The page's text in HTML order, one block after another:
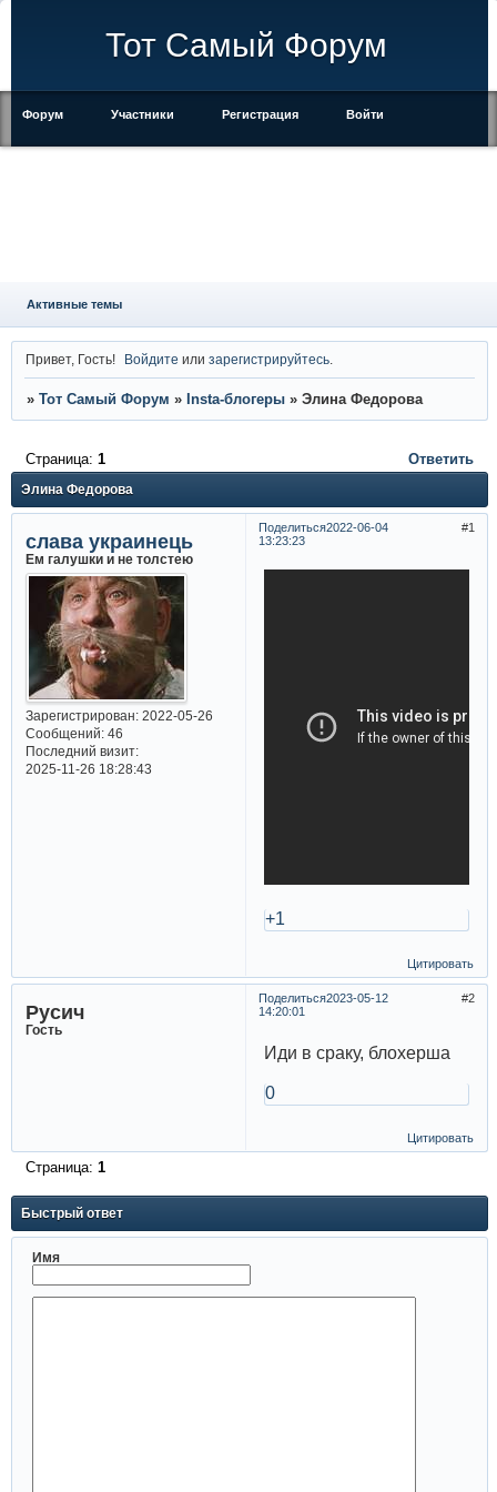
Тот Самый Форум
Форум Участники Регистрация Войти
Активные темы
Привет, Гость! Войдите илизарегистрируйтесь
» Тот Самый Форум » Insta-блогеры » Элина Федорова
Элина Федорова
Страница: 1 Ответить
Поделиться 1
2022-06-04
13:23:23
слава украинець
Ем галушки и не толстею
Зарегистрирован: 2022-05-26
Сообщений:46
Последний визит:
2025-11-26 18:28:43
+1
Цитировать
Поделиться 2
2023-05-12
14:20:01
Русич
Гость
Иди в сраку, блохерша
0
Цитировать
Страница: 1
Быстрый ответ
Имя